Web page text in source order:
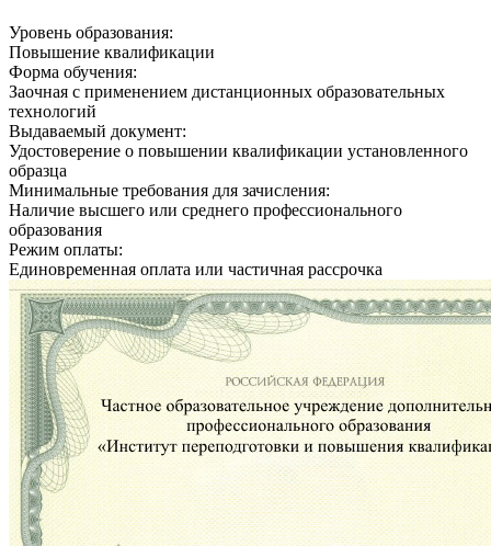
Уровень образования:
Повышение квалификации
Форма обучения:
Заочная с применением дистанционных образовательных
технологий
Выдаваемый документ:
Удостоверение о повышении квалификации установленного
образца
Минимальные требования для зачисления:
Наличие высшего или среднего профессионального
образования
Режим оплаты:
Единовременная оплата или частичная рассрочка